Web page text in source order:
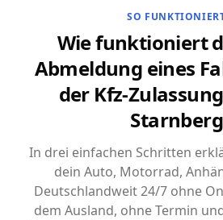
SO
Wie funktioniert
Abmeldung eines
der Kfz-
In drei einfachen Schritten
dein Auto, Motorrad,
Deutschlandweit 24/7 ohne
dem Ausland, ohne Termin